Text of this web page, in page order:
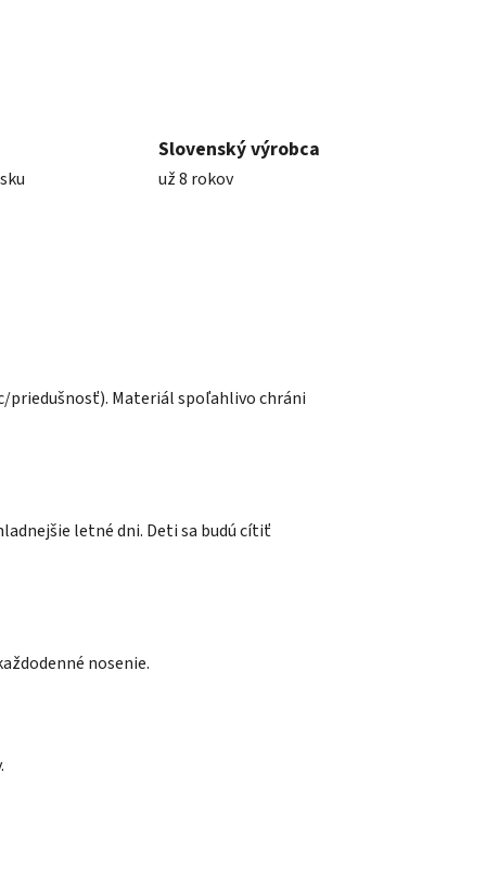
Slovenský výrobca
už 8 rokov
priedušnosť). Materiál spoľahlivo chráni
letné dni. Deti sa budú cítiť
nosenie.